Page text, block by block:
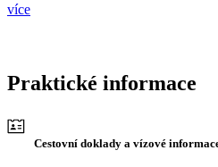
více
Praktické informace
Cestovní doklady a vízové